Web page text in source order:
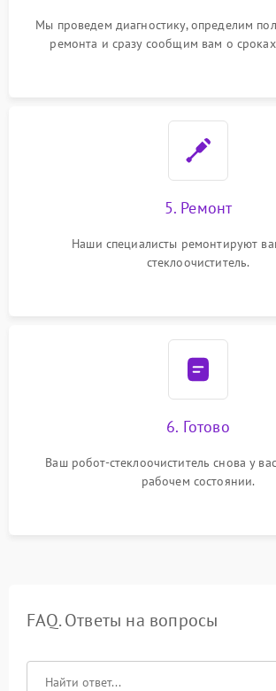
Мы проведем диагностику, определим
ремонта и сразу сообщим вам о
5. Ремонт
Наши специалисты ремонтируют
стеклоочиститель.
6. Готово
Ваш робот-стеклоочиститель снова у
рабочем состоянии.
FAQ. Ответы на вопросы